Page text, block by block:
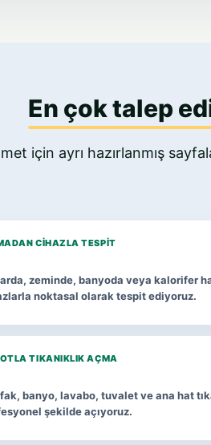
En çok talep
için ayrı hazırlanmış
CIHAZLA TESPIT
zeminde, banyoda veya kalorifer
noktasal olarak tespit ediyoruz.
TIKANIKLIK AÇMA
banyo, lavabo, tuvalet ve ana hat
şekilde açıyoruz.